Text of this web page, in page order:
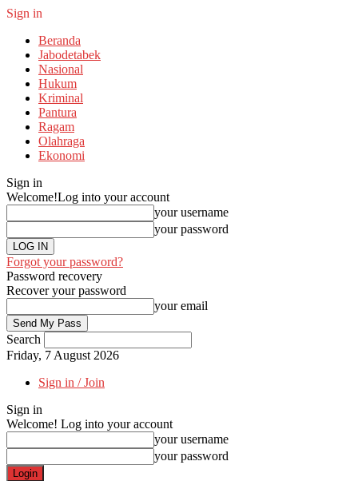
Sign in
Beranda
Jabodetabek
Nasional
Hukum
Kriminal
Pantura
Ragam
Olahraga
Ekonomi
Sign in
Welcome!Log into your account
your username
your password
Forgot your password?
Password recovery
Recover your password
your email
Search
Friday, 7 August 2026
Sign in / Join
Sign in
Welcome! Log into your account
your username
your password